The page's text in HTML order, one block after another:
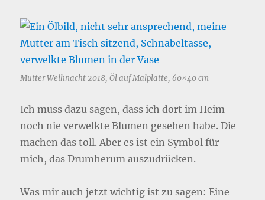
Mutter Weihnacht 2018, Öl auf Malplatte, 60×40 cm
Ich muss dazu sagen, dass ich dort im Heim
noch nie verwelkte Blumen gesehen habe. Die
machen das toll. Aber es ist ein Symbol für
mich, das Drumherum auszudrücken.
Was mir auch jetzt wichtig ist zu sagen: Eine